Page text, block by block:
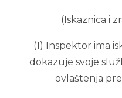
(Iskaznica i
(1) Inspektor ima
dokazuje svoje
ovlaštenja